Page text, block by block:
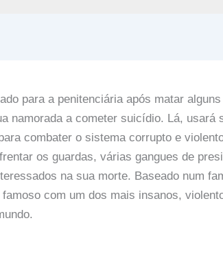
para a penitenciária após matar
namorada a cometer suicídio. Lá, usará
combater o sistema corrupto e
os guardas, várias gangues de
na sua morte. Baseado num
com um dos mais insanos,